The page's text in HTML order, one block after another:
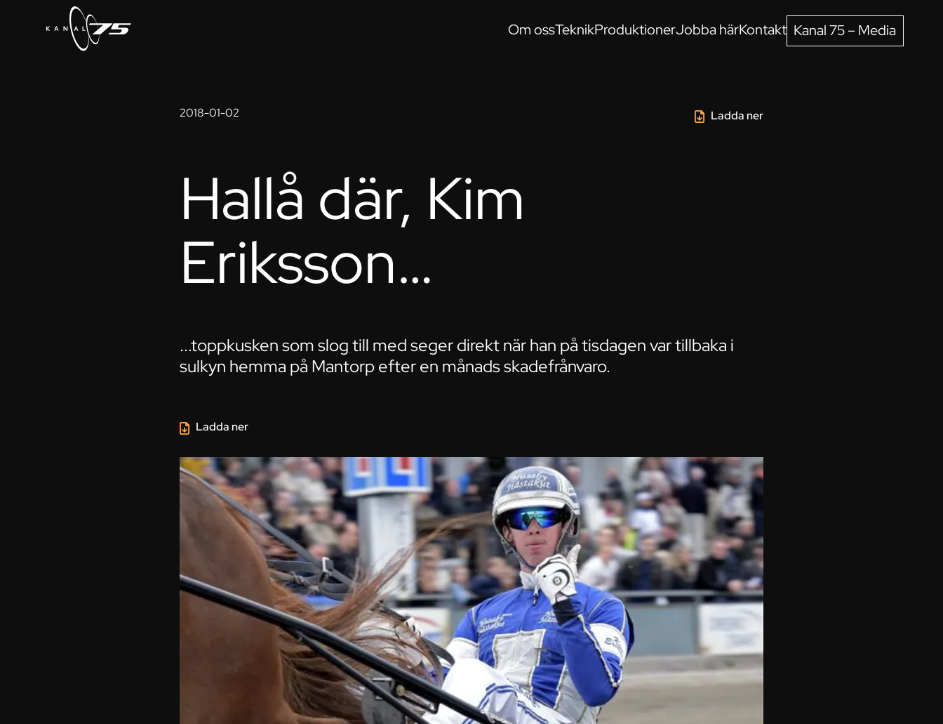
Om ossTeknikProduktionerJobba härKontakt Kanal 75 – Media
2018-01-02 Ladda ner
Hallå där, Kim
Eriksson…
...toppkusken som slog till med seger direkt när han på tisdagen var tillbaka i
sulkyn hemma på Mantorp efter en månads skadefrånvaro.
Ladda ner